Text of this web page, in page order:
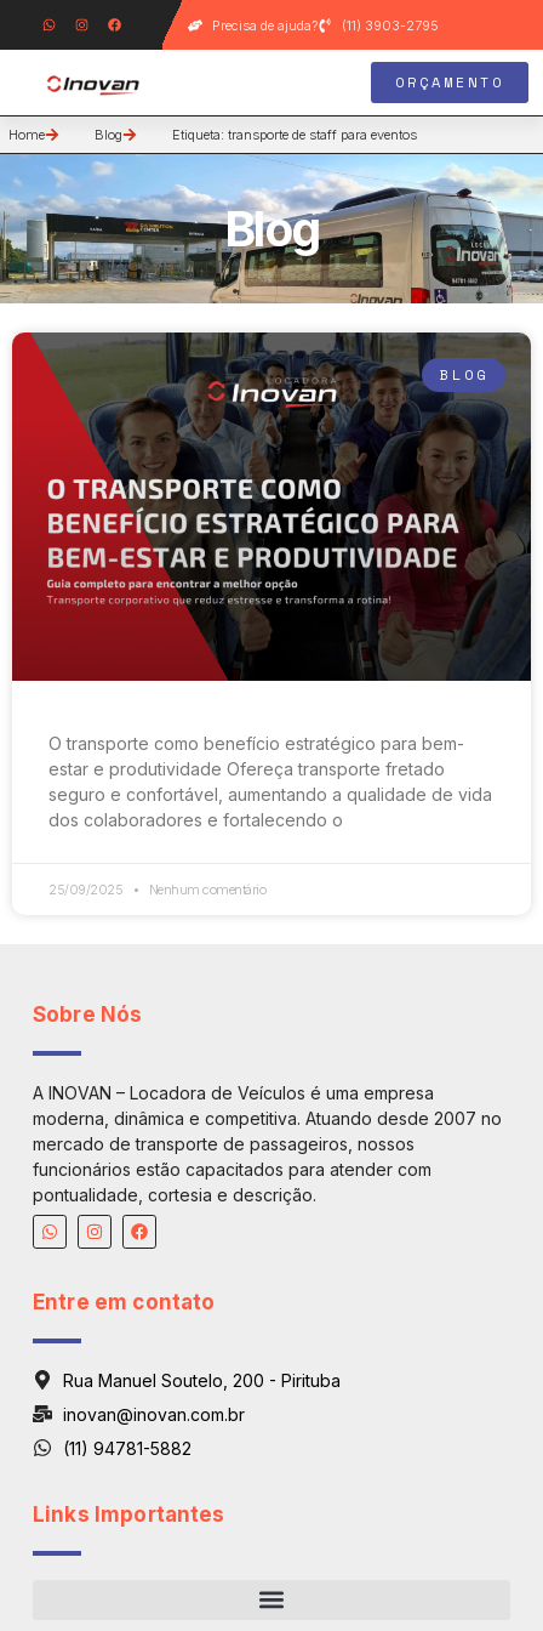
Precisa de ajuda? (11) 3903-2795
ORÇAMENTO
Home Blog Etiqueta: transporte de staff para eventos
Blog
BLOG
O transporte como benefício estratégico para bem-
estar e produtividade Ofereça transporte fretado
seguro e confortável, aumentando a qualidade de vida
dos colaboradores e fortalecendo o
25/09/2025 Nenhum comentário
Sobre Nós
A INOVAN – Locadora de Veículos é uma empresa
moderna, dinâmica e competitiva. Atuando desde 2007 no
mercado de transporte de passageiros, nossos
funcionários estão capacitados para atender com
pontualidade, cortesia e descrição.
Entre em contato
Rua Manuel Soutelo, 200 - Pirituba
inovan@inovan.com.br
(11) 94781-5882
Links Importantes